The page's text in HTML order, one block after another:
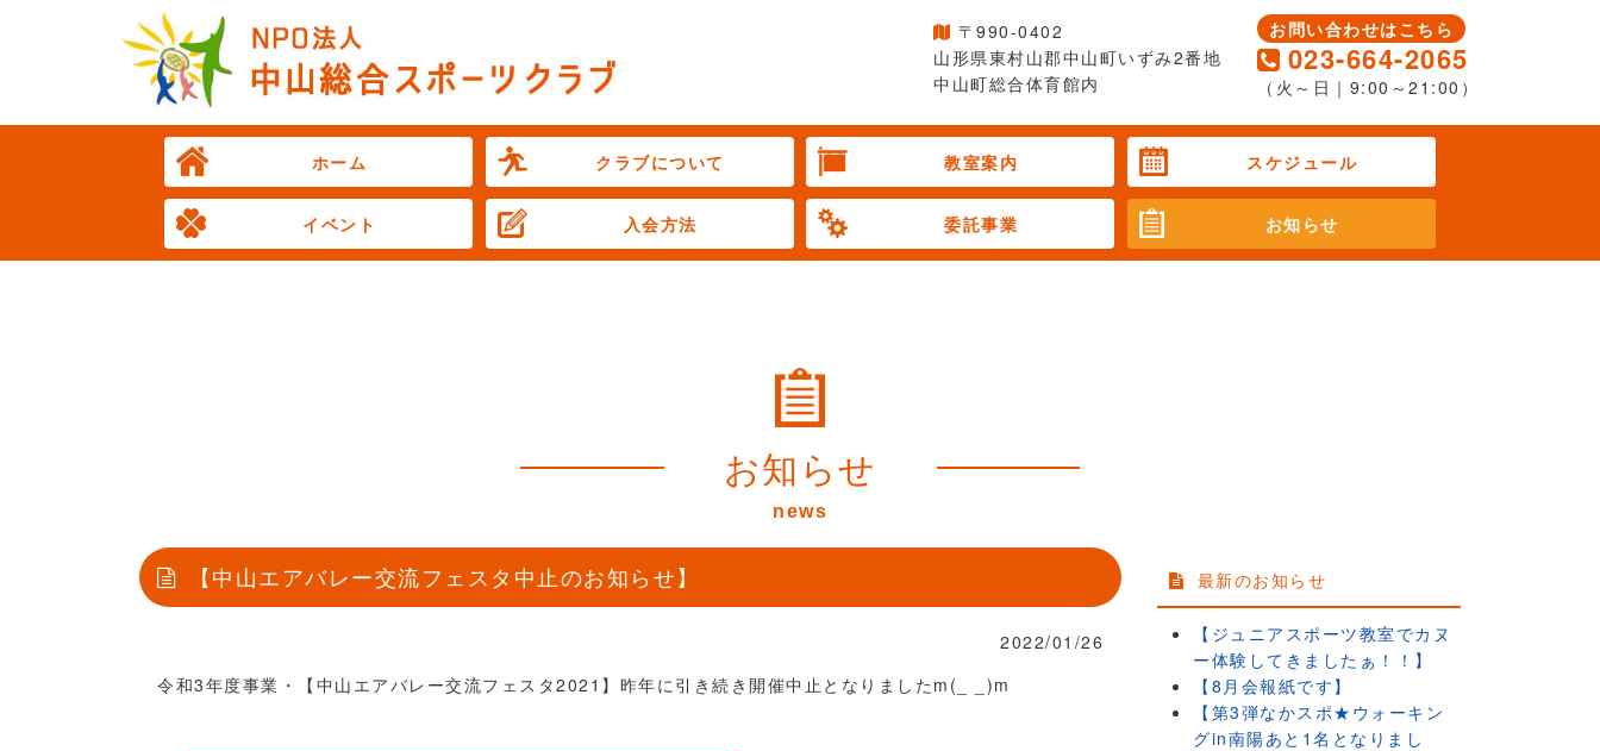
〒990-0402
山形県東村山郡中山町いずみ2番地
中山町総合体育館内
お問い合わせはこちら
023-664-2065
（火～日｜9:00～21:00）
ホーム クラブについて 教室案内 スケジュール
イベント 入会方法 委託事業 お知らせ
お知らせ
news
【中山エアバレー交流フェスタ中止のお知らせ】
2022/01/26
令和3年度事業・【中山エアバレー交流フェスタ2021】昨年に引き続き開催中止となりましたm(_ _)m
最新のお知らせ
【ジュニアスポーツ教室でカヌ
ー体験してきましたぁ！！】
【8月会報紙です】
【第3弾なかスポ★ウォーキン
グin南陽あと1名となりまし